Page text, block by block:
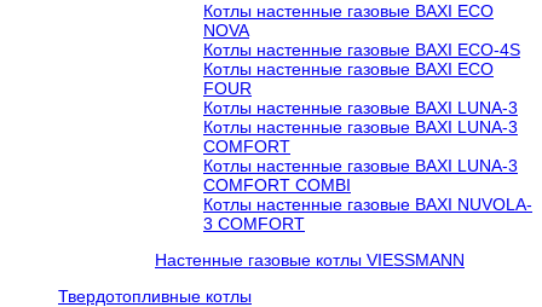
Котлы настенные газовые BAXI ECO
NOVA
Котлы настенные газовые BAXI ECO-4S
Котлы настенные газовые BAXI ECO
FOUR
Котлы настенные газовые BAXI LUNA-3
Котлы настенные газовые BAXI LUNA-3
COMFORT
Котлы настенные газовые BAXI LUNA-3
COMFORT COMBI
Котлы настенные газовые BAXI NUVOLA-
3 COMFORT
Настенные газовые котлы VIESSMANN
Твердотопливные котлы